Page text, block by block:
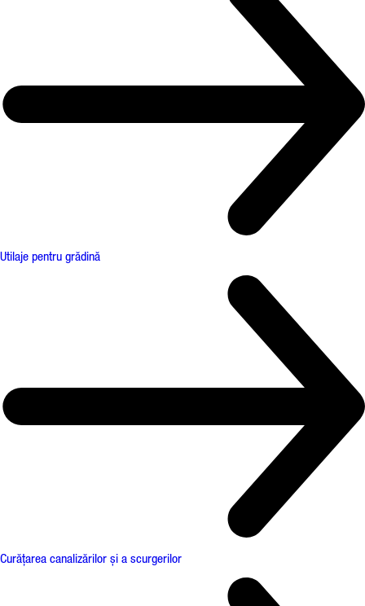
Utilaje pentru grădină
Curățarea canalizărilor și a scurgerilor